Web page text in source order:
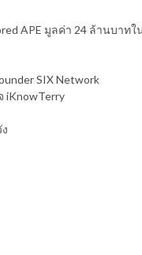
APE มูลค่า 24 ล้านบาท
SIX Network
iKnowTerry